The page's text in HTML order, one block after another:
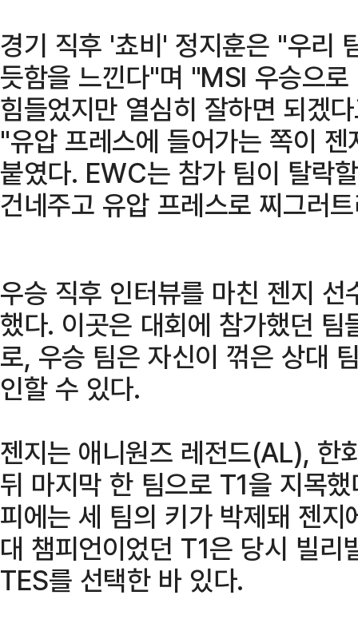
경기 직후 '쵸비' 정지훈은 "우리
듯함을 느낀다"며 "MSI 우승으
힘들었지만 열심히 잘하면 되겠
"유압 프레스에 들어가는 쪽이
붙였다. EWC는 참가 팀이 탈락
건네주고 유압 프레스로 찌그러
우승 직후 인터뷰를 마친 젠지
했다. 이곳은 대회에 참가했던
로, 우승 팀은 자신이 꺾은 상대
인할 수 있다.
젠지는 애니원즈 레전드(AL), 한
뒤 마지막 한 팀으로 T1을 지목
피에는 세 팀의 키가 박제돼 젠
대 챔피언이었던 T1은 당시 빌
TES를 선택한 바 있다.